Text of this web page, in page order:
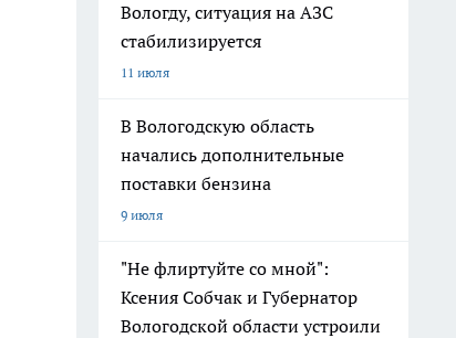
Вологду, ситуация на АЗС
стабилизируется
11 июля
В Вологодскую область
начались дополнительные
поставки бензина
9 июля
"Не флиртуйте со мной":
Ксения Собчак и Губернатор
Вологодской области устроили